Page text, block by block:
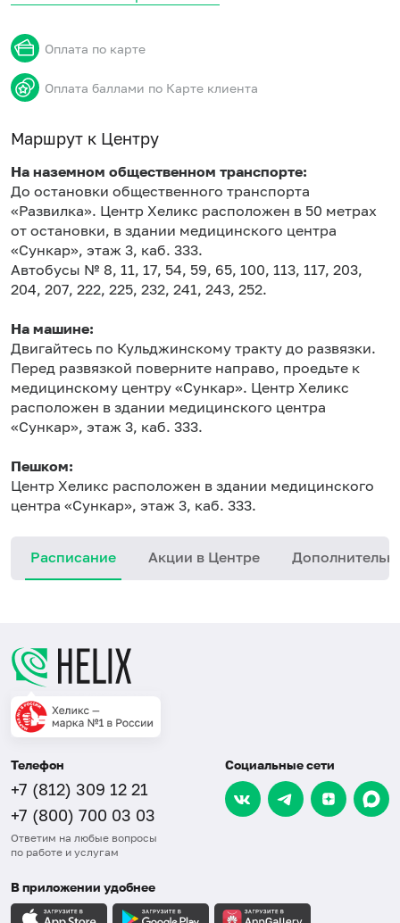
Оплата по карте
Оплата баллами по Карте клиента
Маршрут к Центру
На наземном общественном транспорте:
До остановки общественного транспорта
«Развилка». Центр Хеликс расположен в 50 метрах
от остановки, в здании медицинского центра
«Сункар», этаж 3, каб. 333.
Автобусы № 8, 11, 17, 54, 59, 65, 100, 113, 117, 203,
204, 207, 222, 225, 232, 241, 243, 252.
На машине:
Двигайтесь по Кульджинскому тракту до развязки.
Перед развязкой поверните направо, проедьте к
медицинскому центру «Сункар». Центр Хеликс
расположен в здании медицинского центра
«Сункар», этаж 3, каб. 333.
Пешком:
Центр Хеликс расположен в здании медицинского
центра «Сункар», этаж 3, каб. 333.
Расписание Акции в Центре
Телефон
+7 (812) 309 12 21
+7 (800) 700 03 03
Ответим на любые вопросы
по работе и услугам
Социальные сети
В приложении удобнее